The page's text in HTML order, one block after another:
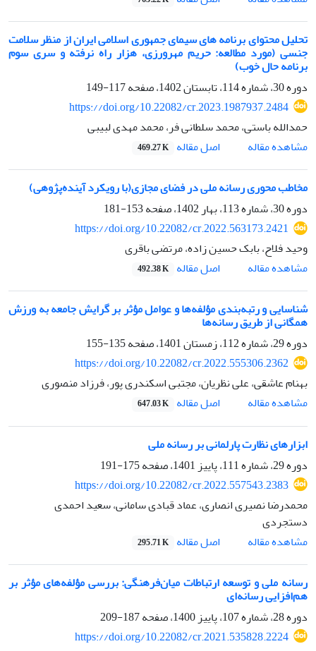
تحلیل محتوای برنامه های سیمای جمهوری اسلامی ایران از منظر سلامت
جنسی (مورد مطالعه: حریم مهرورزی، هزار راه نرفته و سری سوم
برنامه حال خوب)
دوره 30، شماره 114، تابستان 1402، صفحه
117-149
https://doi.org/10.22082/cr.2023.1987937.2484
حمدالله باستی، محمد سلطانی فر، محمد مهدی لبیبی
مشاهده مقاله
اصل مقاله 469.27 K
مخاطب محوری رسانه ملی در فضای مجازی(با رویکرد آینده‌پژوهی)
دوره 30، شماره 113، بهار 1402، صفحه
153-181
https://doi.org/10.22082/cr.2022.563173.2421
وحید فلاح، بابک حسین زاده، مرتضی باقری
مشاهده مقاله
اصل مقاله 492.38 K
شناسایی و رتبه‌بندی مؤلفه‌ها و عوامل مؤثر بر گرایش جامعه به ورزش
همگانی از طریق رسانه‌ها
دوره 29، شماره 112، زمستان 1401، صفحه
135-155
https://doi.org/10.22082/cr.2022.555306.2362
بهنام عاشقی، علی نظریان، مجتبی اسکندری پور، فرزاد منصوری
مشاهده مقاله
اصل مقاله 647.03 K
ابزارهای نظارت پارلمانی بر رسانه ملی
دوره 29، شماره 111، پاییز 1401، صفحه
175-191
https://doi.org/10.22082/cr.2022.557543.2383
محمدرضا نصیری انصاری، عماد قبادی سامانی، سعید احمدی
دستجردی
مشاهده مقاله
اصل مقاله 295.71 K
رسانه ملی و توسعه ارتباطات میان‌فرهنگی: بررسی مؤلفه‌های مؤثر بر
هم‌افزایی رسانه‌ای
دوره 28، شماره 107، پاییز 1400، صفحه
187-209
https://doi.org/10.22082/cr.2021.535828.2224